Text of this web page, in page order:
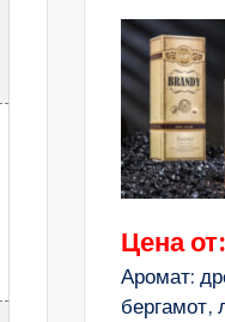
Цена
Аромат:
бергамот,